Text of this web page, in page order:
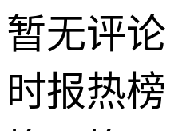
暂无评论
时报热榜